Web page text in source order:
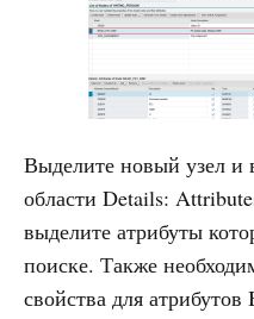
Выделите новый узел и
области Details:
выделите атрибуты
поиске. Также
свойства для